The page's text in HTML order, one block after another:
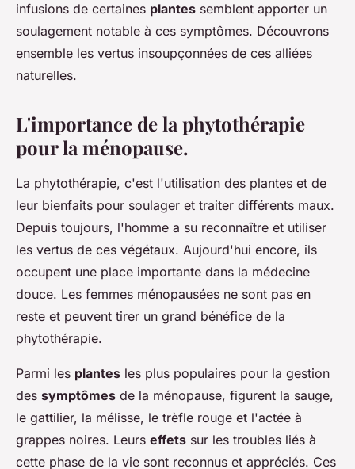
infusions de certaines plantes semblent apporter un
soulagement notable à ces symptômes. Découvrons
ensemble les vertus insoupçonnées de ces alliées
naturelles.
L'importance de la phytothérapie
pour la ménopause.
La phytothérapie, c'est l'utilisation des plantes et de
leur bienfaits pour soulager et traiter différents maux.
Depuis toujours, l'homme a su reconnaître et utiliser
les vertus de ces végétaux. Aujourd'hui encore, ils
occupent une place importante dans la médecine
douce. Les femmes ménopausées ne sont pas en
reste et peuvent tirer un grand bénéfice de la
phytothérapie.
Parmi les plantes les plus populaires pour la gestion
des symptômes de la ménopause, figurent la sauge,
le gattilier, la mélisse, le trèfle rouge et l'actée à
grappes noires. Leurs effets sur les troubles liés à
cette phase de la vie sont reconnus et appréciés. Ces